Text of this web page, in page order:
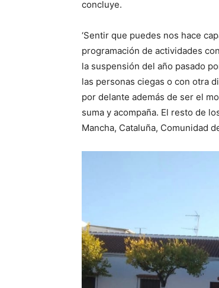
concluye.
‘Sentir que puedes nos hace
programación de actividades
la suspensión del año pasado
las personas ciegas o con otra
por delante además de ser el
suma y acompaña. El resto de
Mancha, Cataluña, Comunidad